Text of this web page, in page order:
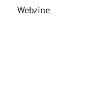
Webzine